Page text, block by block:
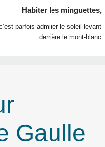
Habiter les minguettes,
c’est parfois admirer le soleil levant
derrière le mont-blanc
Gaulle